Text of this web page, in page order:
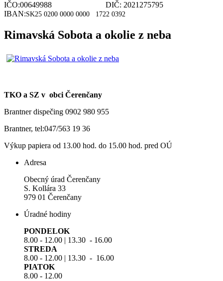
IČO:00649988 DIČ: 2021275795
IBAN:SK25 0200 0000 0000 1722 0392
Rimavská Sobota a okolie z neba
TKO a SZ v obci Čerenčany
Brantner dispečing 0902 980 955
Brantner, tel:047/563 19 36
Výkup papiera od 13.00 hod. do 15.00 hod. pred OÚ
Adresa
Obecný úrad Čerenčany
S. Kollára 33
979 01 Čerenčany
Úradné hodiny
PONDELOK
8.00 - 12.00 | 13.30 - 16.00
STREDA
8.00 - 12.00 | 13.30 - 16.00
PIATOK
8.00 - 12.00